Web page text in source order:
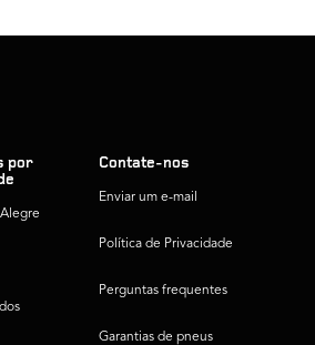
por
Contate-nos
Enviar um e-mail
Política de Privacidade
Perguntas frequentes
Garantias de pneus